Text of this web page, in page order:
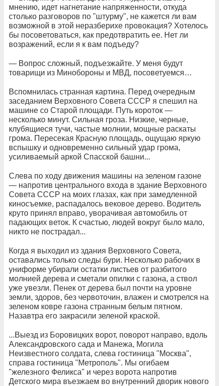
мнению, идет нагнетание напряженности, откуда
столько разговоров по "штурму", не кажется ли вам
возможной в этой неразберихе провокация? Хотелось
бы посоветоваться, как предотвратить ее. Нет ли
возражений, если я к вам подъеду?
— Вопрос сложный, подъезжайте. У меня будут
товарищи из Минобороны и МВД, посоветуемся…
Вспомнилась странная картина. Перед очередным
заседанием Верховного Совета СССР я спешил на
машине со Старой площади. Путь короток —
несколько минут. Сильная гроза. Низкие, черные,
клубящиеся тучи, частые молнии, мощные раскаты
грома. Пересекая Красную площадь, ощущаю яркую
вспышку и одновременно сильный удар грома,
усиливаемый аркой Спасской башни...
Слева по ходу движения машины на зеленом газоне
— напротив центрального входа в здание Верховного
Совета СССР на моих глазах, как при замедленной
киносъемке, распадалось вековое дерево. Водитель
круто принял вправо, уворачивая автомобиль от
падающих веток. К счастью, людей вокруг было мало,
никто не пострадал...
Когда я выходил из здания Верховного Совета,
оставались только следы бури. Несколько рабочих в
униформе убирали остатки листьев от разбитого
молнией дерева и сметали опилки с газона, а ствол
уже увезли. Пенек от дерева был почти на уровне
земли, здоров, без червоточин, влажен и смотрелся на
зеленом ковре газона странным белым пятном.
Назавтра его закрасили зеленой краской.
...Выезд из Боровицких ворот, поворот направо, вдоль
Александровского сада и Манежа, Могила
Неизвестного солдата, слева гостиница "Москва",
справа гостиница "Метрополь". Мы огибаем
"железного Феликса" и через ворота напротив
Детского мира въезжаем во внутренний дворик нового